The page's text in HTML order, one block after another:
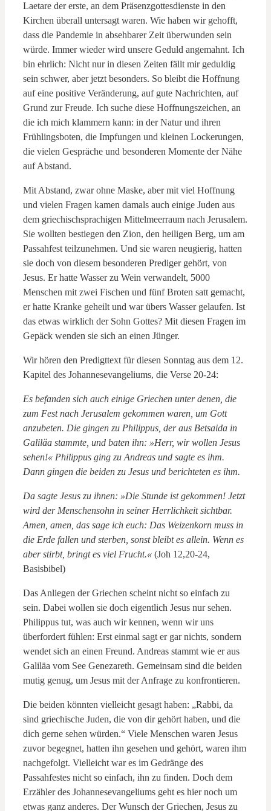
Laetare der erste, an dem Präsenzgottesdienste in den
Kirchen überall untersagt waren. Wie haben wir gehofft,
dass die Pandemie in absehbarer Zeit überwunden sein
würde. Immer wieder wird unsere Geduld angemahnt. Ich
bin ehrlich: Nicht nur in diesen Zeiten fällt mir geduldig
sein schwer, aber jetzt besonders. So bleibt die Hoffnung
auf eine positive Veränderung, auf gute Nachrichten, auf
Grund zur Freude. Ich suche diese Hoffnungszeichen, an
die ich mich klammern kann: in der Natur und ihren
Frühlingsboten, die Impfungen und kleinen Lockerungen,
die vielen Gespräche und besonderen Momente der Nähe
auf Abstand.
Mit Abstand, zwar ohne Maske, aber mit viel Hoffnung
und vielen Fragen kamen damals auch einige Juden aus
dem griechischsprachigen Mittelmeerraum nach Jerusalem.
Sie wollten bestiegen den Zion, den heiligen Berg, um am
Passahfest teilzunehmen. Und sie waren neugierig, hatten
sie doch von diesem besonderen Prediger gehört, von
Jesus. Er hatte Wasser zu Wein verwandelt, 5000
Menschen mit zwei Fischen und fünf Broten satt gemacht,
er hatte Kranke geheilt und war übers Wasser gelaufen. Ist
das etwas wirklich der Sohn Gottes? Mit diesen Fragen im
Gepäck wenden sie sich an einen Jünger.
Wir hören den Predigttext für diesen Sonntag aus dem 12.
Kapitel des Johannesevangeliums, die Verse 20-24:
Es befanden sich auch einige Griechen unter denen, die
zum Fest nach Jerusalem gekommen waren, um Gott
anzubeten. Die gingen zu Philippus, der aus Betsaida in
Galiläa stammte, und baten ihn: »Herr, wir wollen Jesus
sehen!« Philippus ging zu Andreas und sagte es ihm.
Dann gingen die beiden zu Jesus und berichteten es ihm.
Da sagte Jesus zu ihnen: »Die Stunde ist gekommen! Jetzt
wird der Menschensohn in seiner Herrlichkeit sichtbar.
Amen, amen, das sage ich euch: Das Weizenkorn muss in
die Erde fallen und sterben, sonst bleibt es allein. Wenn es
aber stirbt, bringt es viel Frucht.« (Joh 12,20-24,
Basisbibel)
Das Anliegen der Griechen scheint nicht so einfach zu
sein. Dabei wollen sie doch eigentlich Jesus nur sehen.
Philippus tut, was auch wir kennen, wenn wir uns
überfordert fühlen: Erst einmal sagt er gar nichts, sondern
wendet sich an einen Freund. Andreas stammt wie er aus
Galiläa vom See Genezareth. Gemeinsam sind die beiden
mutig genug, um Jesus mit der Anfrage zu konfrontieren.
Die beiden könnten vielleicht gesagt haben: „Rabbi, da
sind griechische Juden, die von dir gehört haben, und die
dich gerne sehen würden.“ Viele Menschen waren Jesus
zuvor begegnet, hatten ihn gesehen und gehört, waren ihm
nachgefolgt. Vielleicht war es im Gedränge des
Passahfestes nicht so einfach, ihn zu finden. Doch dem
Erzähler des Johannesevangeliums geht es hier noch um
etwas ganz anderes. Der Wunsch der Griechen, Jesus zu